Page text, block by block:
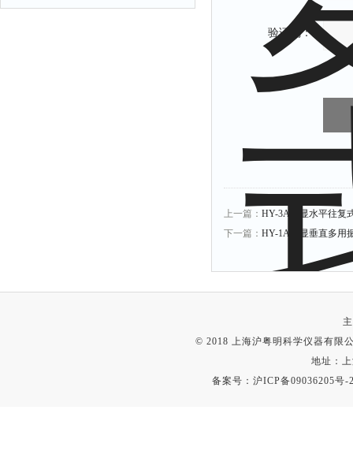
验证码：
上一篇： HY-3A数显水平往复
下一篇： HY-1A数显垂直多用
© 2018 上海沪粤明科学仪器有限
地址：
备案号：沪ICP备09036205号-